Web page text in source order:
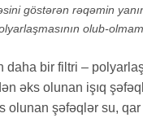
göstərən rəqəmin
olub-
daha bir filtri –
əks olunan işıq
olunan şəfəqlər su,